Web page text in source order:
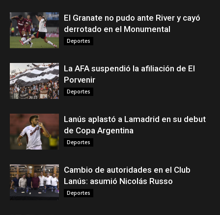
El Granate no pudo ante River y cayó
derrotado en el Monumental
Deportes
La AFA suspendió la afiliación de El
Porvenir
Deportes
Lanús aplastó a Lamadrid en su debut
de Copa Argentina
Deportes
Cambio de autoridades en el Club
Lanús: asumió Nicolás Russo
Deportes